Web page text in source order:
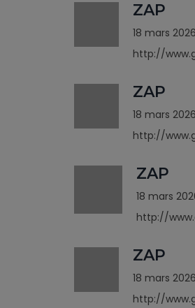
ZAP
18 mars 2026
http://
ZAP
18 mars 2026
http://
ZAP
18 mars
http://
ZAP
18 mars 2026
http://